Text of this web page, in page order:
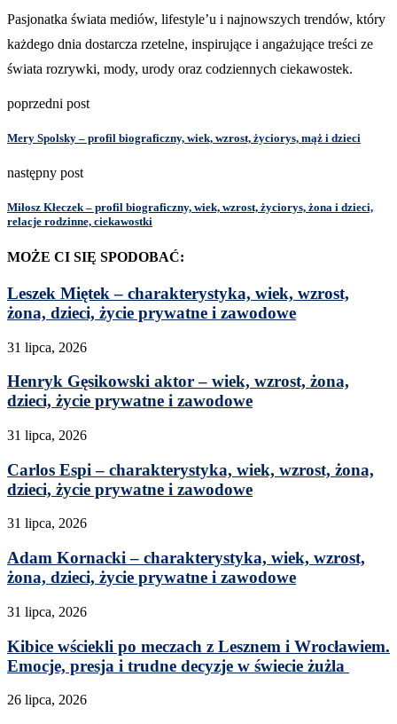
Pasjonatka świata mediów, lifestyle’u i najnowszych trendów, który
każdego dnia dostarcza rzetelne, inspirujące i angażujące treści ze
świata rozrywki, mody, urody oraz codziennych ciekawostek.
poprzedni post
Mery Spolsky – profil biograficzny, wiek, wzrost, życiorys, mąż i dzieci
następny post
Miłosz Kłeczek – profil biograficzny, wiek, wzrost, życiorys, żona i dzieci,
relacje rodzinne, ciekawostki
MOŻE CI SIĘ SPODOBAĆ:
Leszek Miętek – charakterystyka, wiek, wzrost,
żona, dzieci, życie prywatne i zawodowe
31 lipca, 2026
Henryk Gęsikowski aktor – wiek, wzrost, żona,
dzieci, życie prywatne i zawodowe
31 lipca, 2026
Carlos Espi – charakterystyka, wiek, wzrost, żona,
dzieci, życie prywatne i zawodowe
31 lipca, 2026
Adam Kornacki – charakterystyka, wiek, wzrost,
żona, dzieci, życie prywatne i zawodowe
31 lipca, 2026
Kibice wściekli po meczach z Lesznem i Wrocławiem.
Emocje, presja i trudne decyzje w świecie żużla
26 lipca, 2026